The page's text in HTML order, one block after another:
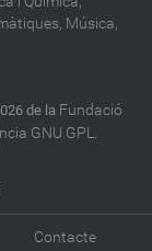
Música,
de la Fundació
GNU GPL.
Contacte